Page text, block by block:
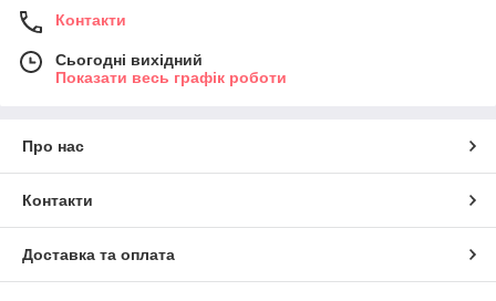
Контакти
Сьогодні вихідний
Показати весь графік роботи
Про нас
Контакти
Доставка та оплата